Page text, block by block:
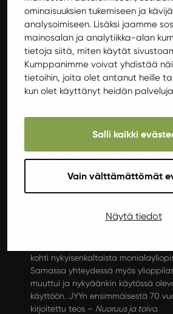
ominaisuuksien tukemiseen ja
analysoimiseen. Lisäksi jaamme
mainosalan ja analytiikka-alan
tietoja siitä, miten käytät
Kumppanimme voivat yhdistää
tietoihin, joita olet antanut heille
kun olet käyttänyt heidän
Salli kaikki
Vain välttämättömät
Näytä tiedot
Ravintola Ilokivi
Ilokivi Venue
Pidämme oikeuden muutoksiin.
Historia
JYYn historia on luonnollisesti
historiaan. Yliopiston juuret ovat
Suomen ensimmäisiä
Vuonna 1934 seminaari muutettiin
korkeakouluksi ja tuolloin myös
alkunsa. Silloin JYY tunnettiin tosin
kohti nykyisenkaltaista
Samassa yhteydessä myös
muuttui ja nykyäänkin käytössä
käyttöön. JYYn ensimmäisestä 70
kirjoitettu teos – Nuoruus ja toivo.